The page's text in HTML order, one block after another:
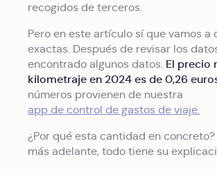
recogidos de terceros.
Pero en este artículo sí que vamos a
exactas. Después de revisar los
encontrado algunos datos. El precio
kilometraje en 2024 es de 0,26
números provienen de nuestra
app de control de gastos de viaje.
¿Por qué esta cantidad en
más adelante, todo tiene su